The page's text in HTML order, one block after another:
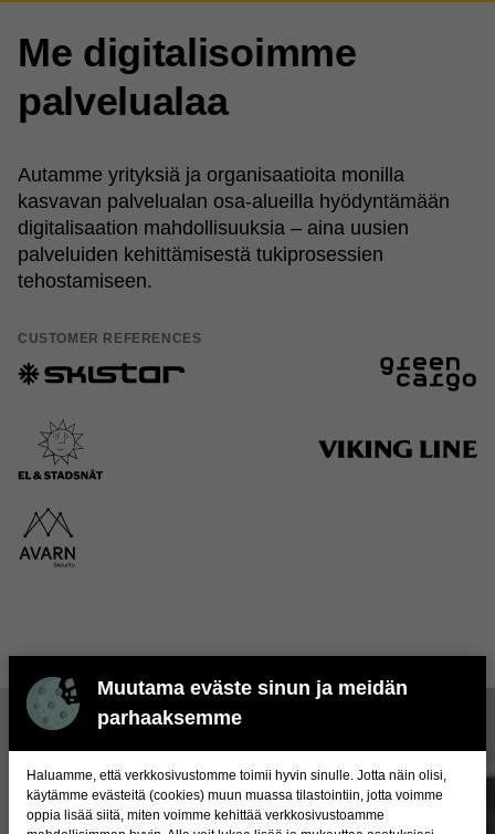
Muutama eväste sinun ja meidän
parhaaksemme
Haluamme, että verkkosivustomme toimii hyvin sinulle. Jotta näin olisi,
käytämme evästeitä (cookies) muun muassa tilastointiin, jotta voimme
oppia lisää siitä, miten voimme kehittää verkkosivustoamme
Me digitalisoimme
palvelualaa
Autamme yrityksiä ja organisaatioita monilla
kasvavan palvelualan osa-alueilla hyödyntämään
digitalisaation mahdollisuuksia – aina uusien
palveluiden kehittämisestä tukiprosessien
tehostamiseen.
CUSTOMER REFERENCES